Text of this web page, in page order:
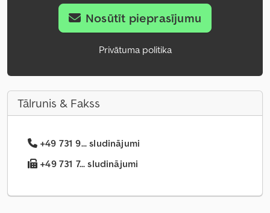
Nosūtīt pieprasījumu
Privātuma politika
Tālrunis & Fakss
+49 731 9... sludinājumi
+49 731 7... sludinājumi